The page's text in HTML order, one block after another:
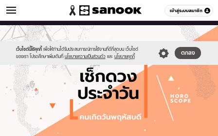
เข้าสู่ระบบสมาชิก
ดูดวง หมวดอื่นๆ
เว็บไซต์นี้ใช้คุกกี้ เพื่อให้ท่านได้รับประสบการณ์การใช้งานที่ดีที่สุดบน เว็บไซต์
ของเรา โปรดศึกษาเพิ่มเติมที่ นโยบายความเป็นส่วนตัว และ นโยบายคุกกี้
ตกลง
Sanook
//s.isanook.com/sr/0/images/logo-
new-
sanook.png
600
60
//s.isanook.com/ho/0/ud/fxd/day/daily-
horoscope-
thursday.jpg